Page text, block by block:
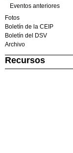
Eventos anteriores
Fotos
Boletín de la CEIP
Boletín del DSV
Archivo
Recursos